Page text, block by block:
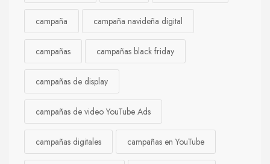
campaña campaña navideña digital
campañas campañas black friday
campañas de display
campañas de video YouTube Ads
campañas digitales campañas en YouTube